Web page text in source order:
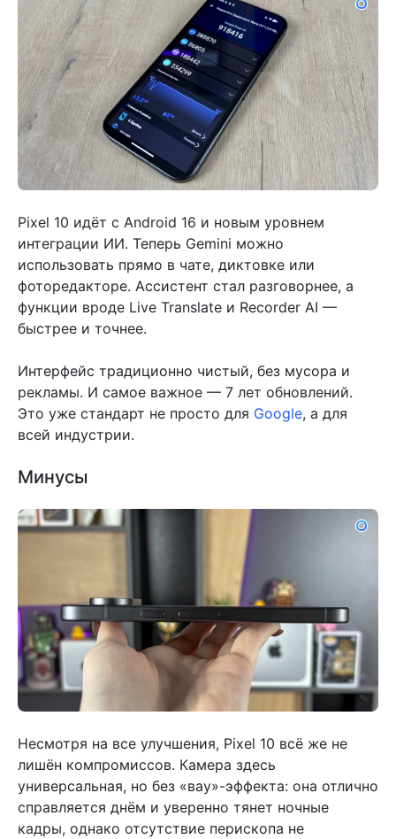
Pixel 10 идёт с Android 16 и новым уровнем
интеграции ИИ. Теперь Gemini можно
использовать прямо в чате, диктовке или
фоторедакторе. Ассистент стал разговорнее, а
функции вроде Live Translate и Recorder AI —
быстрее и точнее.
Интерфейс традиционно чистый, без мусора и
рекламы. И самое важное — 7 лет обновлений.
Это уже стандарт не просто для Google, а для
всей индустрии.
Минусы
Несмотря на все улучшения, Pixel 10 всё же не
лишён компромиссов. Камера здесь
универсальная, но без «вау»-эффекта: она отлично
справляется днём и уверенно тянет ночные
кадры, однако отсутствие перископа не